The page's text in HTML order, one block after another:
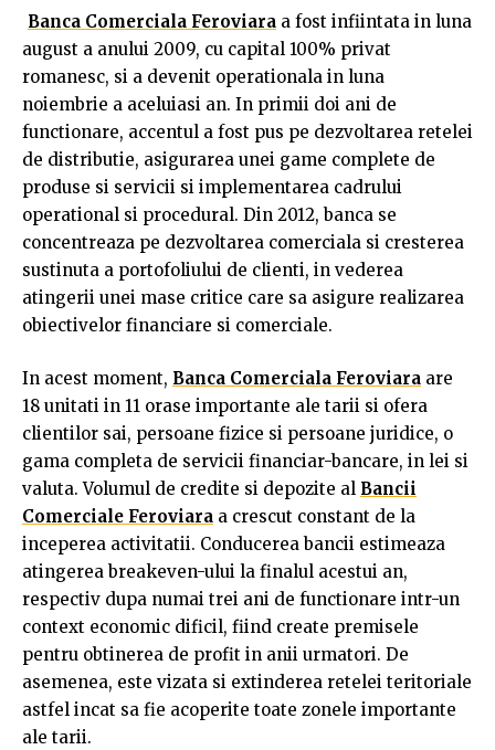
Banca Comerciala Feroviara a fost infiintata in luna
august a anului 2009, cu capital 100% privat
romanesc, si a devenit operationala in luna
noiembrie a aceluiasi an. In primii doi ani de
functionare, accentul a fost pus pe dezvoltarea retelei
de distributie, asigurarea unei game complete de
produse si servicii si implementarea cadrului
operational si procedural. Din 2012, banca se
concentreaza pe dezvoltarea comerciala si cresterea
sustinuta a portofoliului de clienti, in vederea
atingerii unei mase critice care sa asigure realizarea
obiectivelor financiare si comerciale.
In acest moment, Banca Comerciala Feroviara are
18 unitati in 11 orase importante ale tarii si ofera
clientilor sai, persoane fizice si persoane juridice, o
gama completa de servicii financiar-bancare, in lei si
valuta. Volumul de credite si depozite al Bancii
Comerciale Feroviara a crescut constant de la
inceperea activitatii. Conducerea bancii estimeaza
atingerea breakeven-ului la finalul acestui an,
respectiv dupa numai trei ani de functionare intr-un
context economic dificil, fiind create premisele
pentru obtinerea de profit in anii urmatori. De
asemenea, este vizata si extinderea retelei teritoriale
astfel incat sa fie acoperite toate zonele importante
ale tarii.